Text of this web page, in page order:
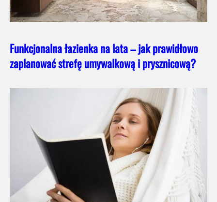
Funkcjonalna łazienka na lata – jak prawidłowo
zaplanować strefę umywalkową i prysznicową?